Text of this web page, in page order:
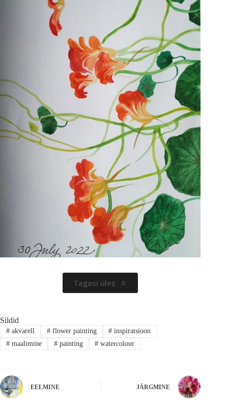
Tagasi üles
Sildid
#akvarell #flower painting # inspiratsioon
#maalimine #painting # watercolour
EELMINE JÄRGMINE